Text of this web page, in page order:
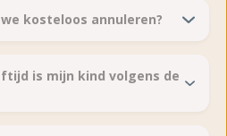
kosteloos annuleren?
is mijn kind volgens de